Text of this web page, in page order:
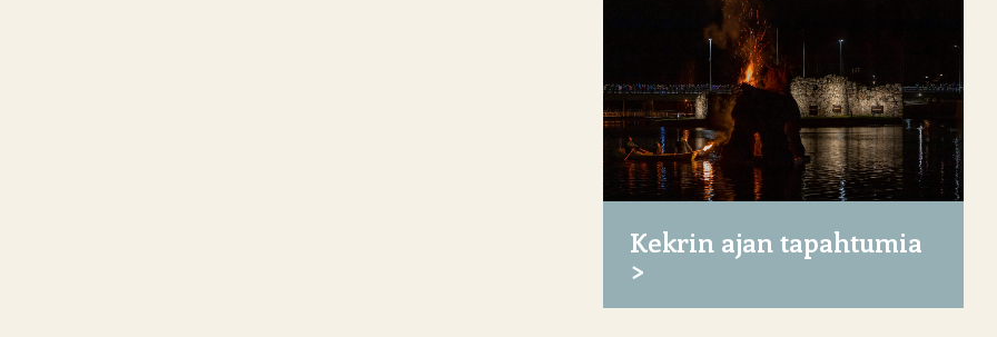
Kekrin ajan tapahtumia